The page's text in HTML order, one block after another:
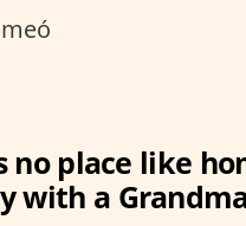
no place like
with a